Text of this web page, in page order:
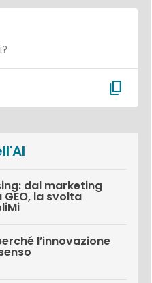
content_copy
dal marketing
la svolta
l’innovazione